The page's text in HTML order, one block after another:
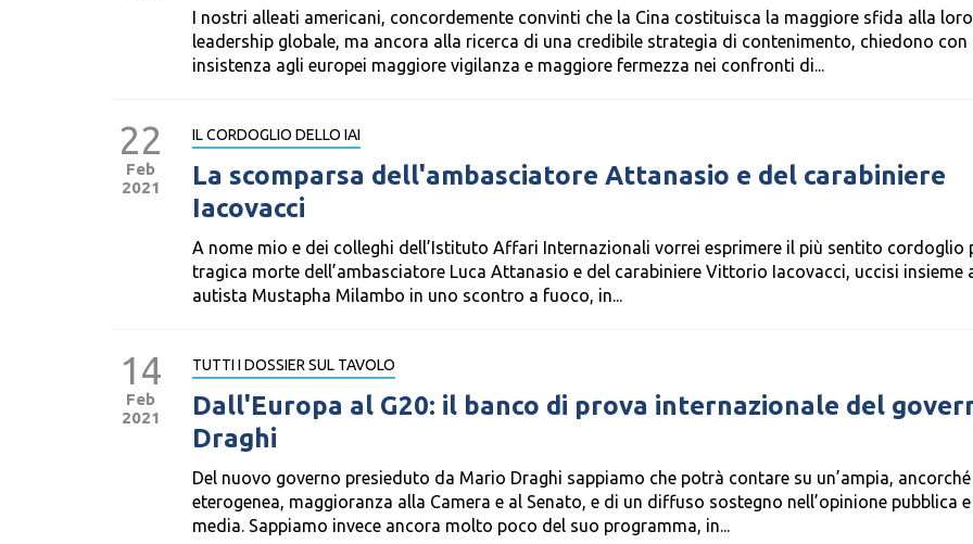
I nostri alleati americani, concordemente convinti che la Cina costituisca la maggiore sfida alla loro
leadership globale, ma ancora alla ricerca di una credibile strategia di contenimento, chiedono con
insistenza agli europei maggiore vigilanza e maggiore fermezza nei confronti di...
22
Feb
2021
IL CORDOGLIO DELLO IAI
La scomparsa dell'ambasciatore Attanasio e del carabiniere
Iacovacci
A nome mio e dei colleghi dell’Istituto Affari Internazionali vorrei esprimere il più sentito cordoglio
tragica morte dell’ambasciatore Luca Attanasio e del carabiniere Vittorio Iacovacci, uccisi insieme
autista Mustapha Milambo in uno scontro a fuoco, in...
14
Feb
2021
TUTTI I DOSSIER SUL TAVOLO
Dall'Europa al G20: il banco di prova internazionale del
Draghi
Del nuovo governo presieduto da Mario Draghi sappiamo che potrà contare su un’ampia, ancorché
eterogenea, maggioranza alla Camera e al Senato, e di un diffuso sostegno nell’opinione pubblica e
media. Sappiamo invece ancora molto poco del suo programma, in...